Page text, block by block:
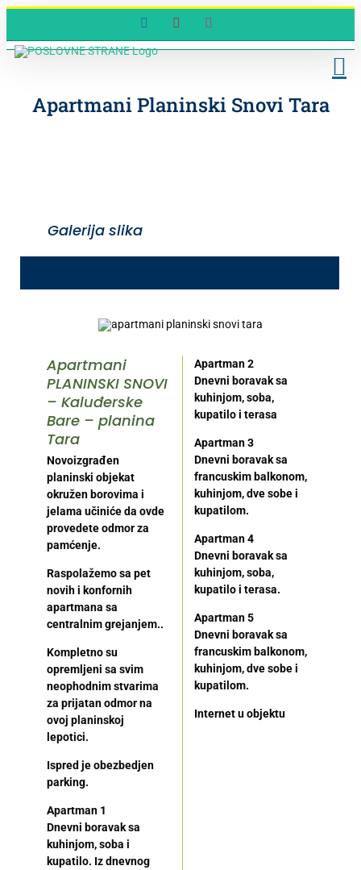
content
FacebookYouTube
Apartmani Planinski Snovi Tara
Galerija slika
Apartmani
PLANINSKI SNOVI
– Kaluđerske
Bare – planina
Tara
Novoizgrađen
planinski objekat
okruženborovima i
jelama učiniće da ovde
provedete odmor za
pamćenje.
Raspolažemo sa pet
novih i konfornih
apartmana sa
centralnim grejanjem..
Kompletno su
opremljeni sa svim
neophodnim stvarima
za prijatan odmor na
ovoj planinskoj
lepotici.
Ispred je obezbedjen
parking.
Apartman 1
Dnevni boravak sa
kuhinjom, soba i
kupatilo. Iz dnevnog
Apartman 2
Dnevni boravak sa
kuhinjom, soba,
kupatilo i terasa
Apartman 3
Dnevni boravak sa
francuskim balkonom,
kuhinjom, dve sobe i
kupatilom.
Apartman 4
Dnevni boravak sa
kuhinjom, soba,
kupatilo i terasa.
Apartman 5
Dnevni boravak sa
francuskim balkonom,
kuhinjom, dve sobe i
kupatilom.
Internet u objektu